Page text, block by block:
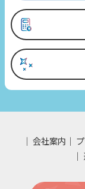
会社案内